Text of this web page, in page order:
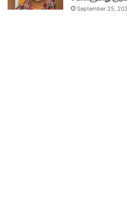
September 25,